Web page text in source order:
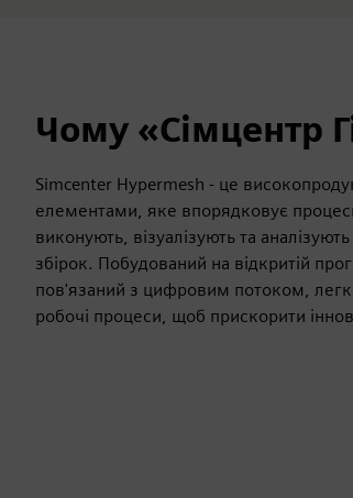
Чому «Сімцентр
Simcenter Hypermesh - це
елементами, яке впорядковує
виконують, візуалізують та
збірок. Побудований на відкритій
пов'язаний з цифровим потоком,
робочі процеси, щоб прискорити